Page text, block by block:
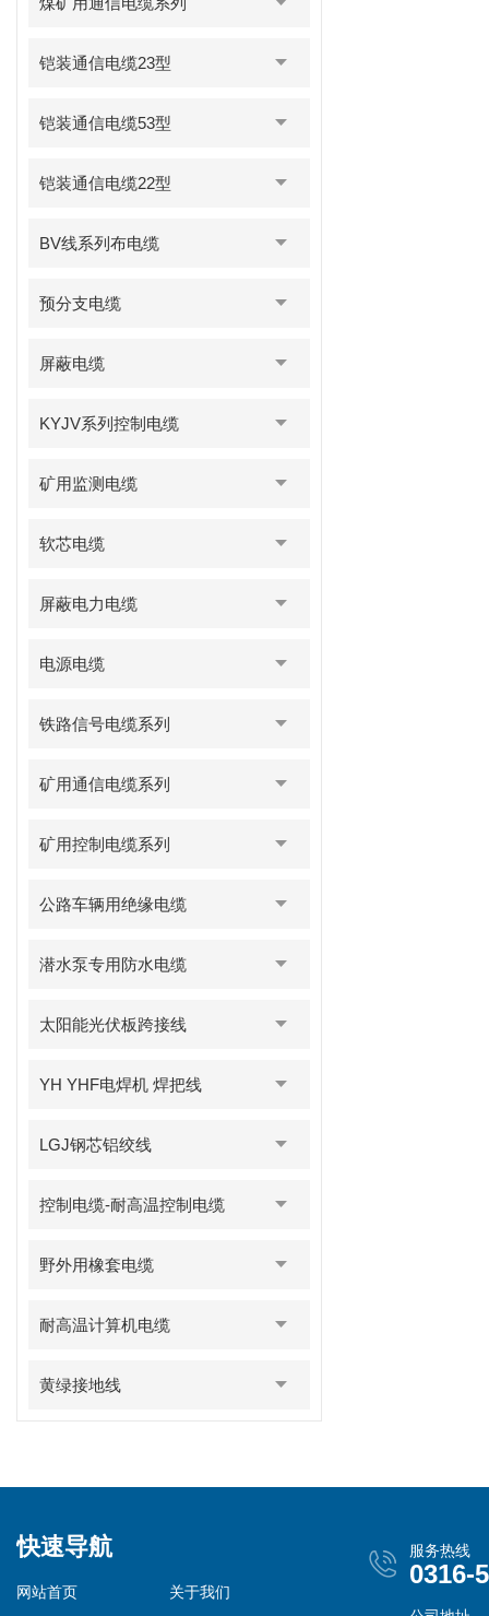
铠装通信电缆23型
铠装通信电缆53型
铠装通信电缆22型
BV线系列布电缆
预分支电缆
屏蔽电缆
KYJV系列控制电缆
矿用监测电缆
软芯电缆
屏蔽电力电缆
电源电缆
铁路信号电缆系列
矿用通信电缆系列
矿用控制电缆系列
公路车辆用绝缘电缆
潜水泵专用防水电缆
太阳能光伏板跨接线
YH YHF电焊机 焊把线
LGJ钢芯铝绞线
控制电缆-耐高温控制电缆
野外用橡套电缆
耐高温计算机电缆
黄绿接地线
快速导航
网站首页 关于我们
服务热线
0316-